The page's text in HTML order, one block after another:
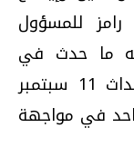
للمسؤول
ما حدث في
الولايات المتحدة الأمريكية عقب أحداث 11 سبتمبر
واحد في مواجهة